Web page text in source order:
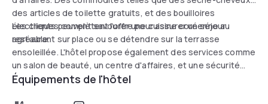
des articles de toilette gratuits, et des bouilloires
électriques complètent l'offre pour assurer un séjour
agréable.
Les clients peuvent savourer une cuisine coréenne au
restaurant sur place ou se détendre sur la terrasse
ensoleillée. L'hôtel propose également des services comme
un salon de beauté, un centre d'affaires, et une sécurité
renforcée avec CCTV. La réception ouverte 24h/24 et le
Équipements de l'hôtel